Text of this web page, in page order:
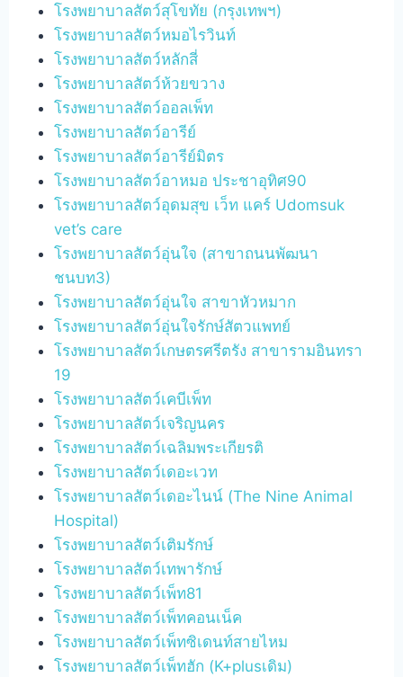
โรงพยาบาลสัตว์สุโขทัย (กรุงเทพฯ)
โรงพยาบาลสัตว์หมอไรวินท์
โรงพยาบาลสัตว์หลักสี่
โรงพยาบาลสัตว์ห้วยขวาง
โรงพยาบาลสัตว์ออลเพ็ท
โรงพยาบาลสัตว์อารีย์
โรงพยาบาลสัตว์อารีย์มิตร
โรงพยาบาลสัตว์อาหมอ ประชาอุทิศ90
โรงพยาบาลสัตว์อุดมสุข เว็ท แคร์ Udomsuk
vet’s care
โรงพยาบาลสัตว์อุ่นใจ (สาขาถนนพัฒนา
ชนบท3)
โรงพยาบาลสัตว์อุ่นใจ สาขาหัวหมาก
โรงพยาบาลสัตว์อุ่นใจรักษ์สัตวแพทย์
โรงพยาบาลสัตว์เกษตรศรีตรัง สาขารามอินทรา
19
โรงพยาบาลสัตว์เคบีเพ็ท
โรงพยาบาลสัตว์เจริญนคร
โรงพยาบาลสัตว์เฉลิมพระเกียรติ
โรงพยาบาลสัตว์เดอะเวท
โรงพยาบาลสัตว์เดอะไนน์ (The Nine Animal
Hospital)
โรงพยาบาลสัตว์เติมรักษ์
โรงพยาบาลสัตว์เทพารักษ์
โรงพยาบาลสัตว์เพ็ท81
โรงพยาบาลสัตว์เพ็ทคอนเน็ค
โรงพยาบาลสัตว์เพ็ทซิเดนท์สายไหม
โรงพยาบาลสัตว์เพ็ทฮัก (K+plusเดิม)